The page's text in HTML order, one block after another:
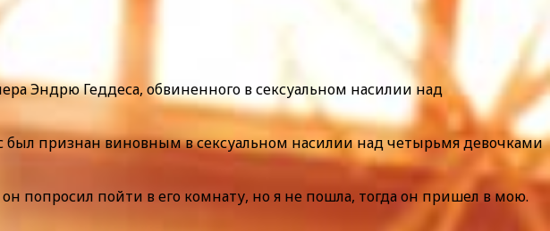
Эндрю Геддеса, обвиненного в сексуальном насилии над
был признан виновным в сексуальном насилии над четырьмя девочками
попросил пойти в его комнату, но я не пошла, тогда он пришел в мою.